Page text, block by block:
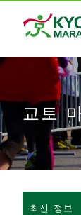
교토
최신 정보